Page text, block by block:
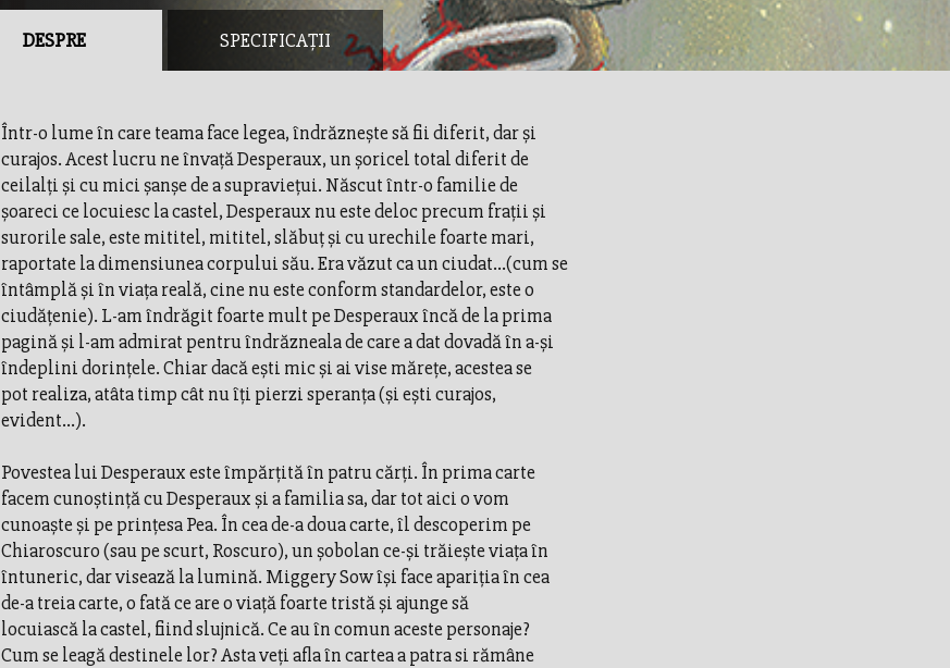
DESPRE SPECIFICAȚII
Într-o lume în care teama face legea, îndrăznește să fii diferit, dar și
curajos. Acest lucru ne învață Desperaux, un șoricel total diferit de
ceilalți și cu mici șanșe de a supraviețui. Născut într-o familie de
șoareci ce locuiesc la castel, Desperaux nu este deloc precum fraţii şi
surorile sale, este mititel, mititel, slăbuț și cu urechile foarte mari,
raportate la dimensiunea corpului său. Era văzut ca un ciudat...(cum se
întâmplă și în viața reală, cine nu este conform standardelor, este o
ciudățenie). L-am îndrăgit foarte mult pe Desperaux încă de la prima
pagină și l-am admirat pentru îndrăzneala de care a dat dovadă în a-și
îndeplini dorințele. Chiar dacă ești mic și ai vise mărețe, acestea se
pot realiza, atâta timp cât nu îți pierzi speranța (şi eşti curajos,
evident…).
Povestea lui Desperaux este împărţită în patru cărţi. În prima carte
facem cunoştinţă cu Desperaux şi a familia sa, dar tot aici o vom
cunoaşte şi pe prinţesa Pea. În cea de-a doua carte, îl descoperim pe
Chiaroscuro (sau pe scurt, Roscuro), un şobolan ce-şi trăieşte viaţa în
întuneric, dar visează la lumină. Miggery Sow îşi face apariţia în cea
de-a treia carte, o fată ce are o viaţă foarte tristă şi ajunge să
locuiască la castel, fiind slujnică. Ce au în comun aceste personaje?
Cum se leagă destinele lor? Asta veţi afla în cartea a patra si rămâne